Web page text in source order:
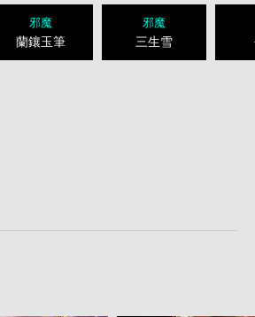
邪魔
蘭鑲玉筆
邪魔
三生雪